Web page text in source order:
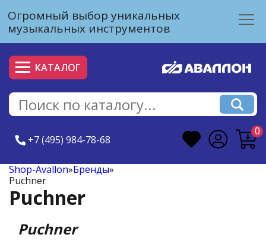
Огромный выбор уникальных
музыкальных инструментов
КАТАЛОГ
+7 (495) 984-78-68
0
Shop-Avallon»Бренды»
Puchner
Puchner
Puchner